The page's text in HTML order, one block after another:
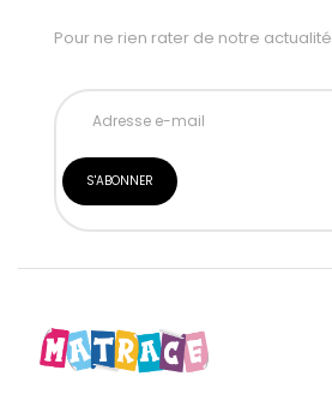
Pour ne rien rater de notre actualité